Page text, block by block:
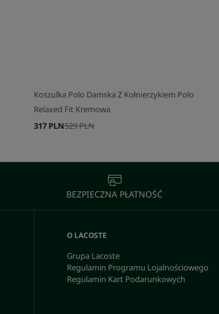
Koszulka Polo Damska Z Kołnierzykiem Polo
Relaxed Fit Kremowa
529 PLN
317 PLN
BEZPIECZNA PŁATNOŚĆ
O LACOSTE
Grupa Lacoste
Regulamin Programu Lojalnościowego
Regulamin Kart Podarunkowych